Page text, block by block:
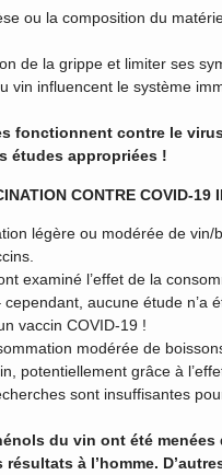
ou la composition du
de la grippe et limiter ses
vin influencent le système
fonctionnent contre le
études appropriées !
CONTRE COVID-19
légère ou modérée de vin/
examiné l’effet de la
aucune étude n’a
vaccin COVID-19 !
modérée de
potentiellement grâce à
sont insuffisantes
du vin ont été menées
à l’homme.